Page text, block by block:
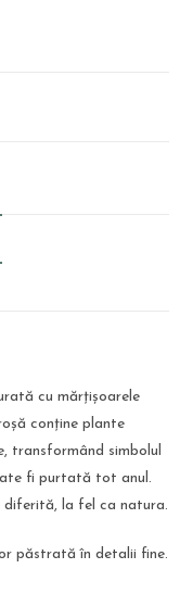
cu mărțișoarele
conține plante
transformând simbolul
fi purtată tot anul.
diferită, la fel ca natura.
păstrată în detalii fine.